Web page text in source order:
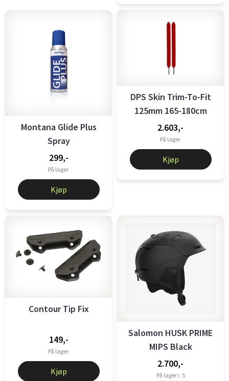
Montana Glide Plus
Spray
299,-
På lager
Kjøp
DPS Skin Trim-To-Fit
125mm 165-180cm
2.603,-
På lager
Kjøp
Contour Tip Fix
149,-
På lager
Kjøp
Salomon HUSK PRIME
MIPS Black
2.700,-
På lager i S